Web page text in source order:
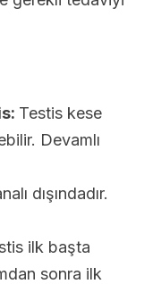
Testis kese
Devamlı
dışındadır.
ilk başta
sonra ilk